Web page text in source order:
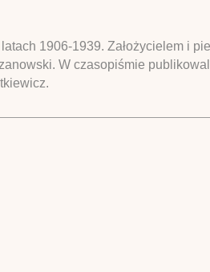
1906-1939. Założycielem i
W czasopiśmie